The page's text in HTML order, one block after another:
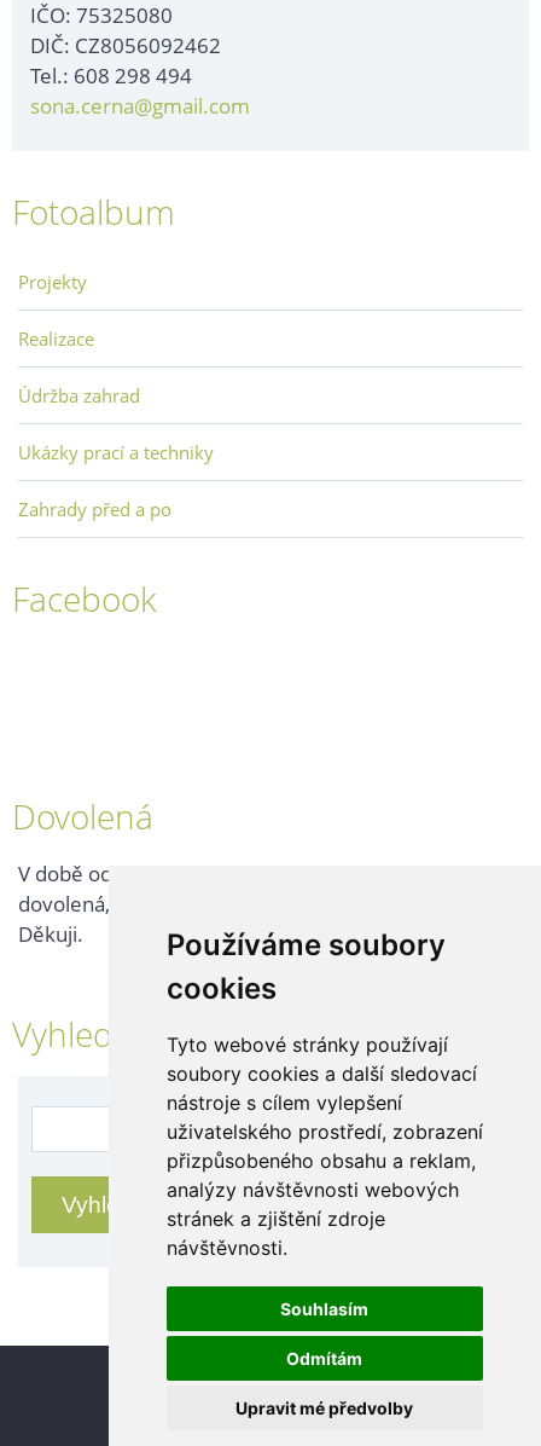
Používáme soubory
cookies
Tyto webové stránky používají
soubory cookies a další sledovací
nástroje s cílem vylepšení
uživatelského prostředí, zobrazení
přizpůsobeného obsahu a reklam,
analýzy návštěvnosti webových
stránek a zjištění zdroje
návštěvnosti.
Souhlasím
Odmítám
Upravit mé předvolby
IČO: 75325080
DIČ: CZ8056092462
Tel.: 608 298 494
sona.cerna@gmail.com
Fotoalbum
Projekty
Realizace
Údržba zahrad
Ukázky prací a techniky
Zahrady před a po
Facebook
Dovolená
V době od 25. 7. - 2. 8. 2026 probíhá v naší firmě
dovolená, kontaktujte nás až po jejím ukončení.
Děkuji.
Vyhledávání
Update cookies preferences
© 2026 eStránky.cz
|